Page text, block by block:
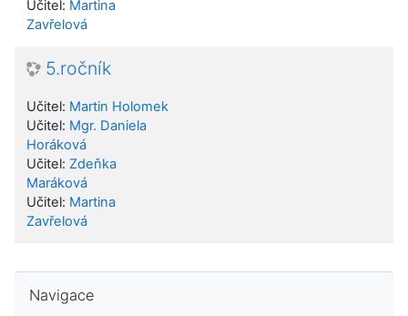
Učitel: Martina
Zavřelová
5.ročník
Učitel: Martin Holomek
Učitel: Mgr. Daniela
Horáková
Učitel: Zdeňka
Maráková
Učitel: Martina
Zavřelová
Navigace